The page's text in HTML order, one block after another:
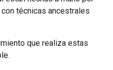
técnicas ancestrales
que realiza estas